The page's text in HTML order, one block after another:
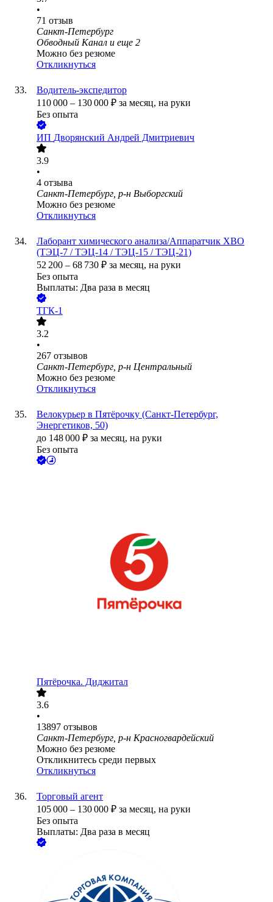
•
71 отзыв
Санкт-Петербург
Обводный Канал и еще 2
Можно без резюме
Откликнуться
Водитель-экспедитор
110 000 – 130 000 ₽ за месяц, на руки
Без опыта
ИП Дворянский Андрей Дмитриевич
3.9
•
4 отзыва
Санкт-Петербург, р-н Выборгский
Можно без резюме
Откликнуться
Лаборант химического анализа/Аппаратчик ХВО
(ТЭЦ-7 / ТЭЦ-14 / ТЭЦ-15 / ТЭЦ-21)
52 200 – 68 730 ₽ за месяц, на руки
Без опыта
Выплаты: Два раза в месяц
ТГК-1
3.2
•
267 отзывов
Санкт-Петербург, р-н Центральный
Можно без резюме
Откликнуться
Велокурьер в Пятёрочку (Санкт-Петербург,
Энергетиков, 50)
до 148 000 ₽ за месяц, на руки
Без опыта
Пятёрочка. Диджитал
3.6
•
13897 отзывов
Санкт-Петербург, р-н Красногвардейский
Можно без резюме
Откликнитесь среди первых
Откликнуться
Торговый агент
105 000 – 130 000 ₽ за месяц, на руки
Без опыта
Выплаты: Два раза в месяц